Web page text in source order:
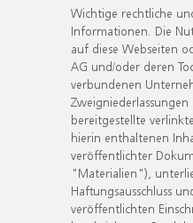
Wichtige rechtliche
Informationen. Die
auf diese Webseiten
AG und/oder deren
verbundenen
bereitgestellte
hierin enthaltenen
veröffentlichter
"Materialien"),
Haftungsausschluss
veröffentlichten